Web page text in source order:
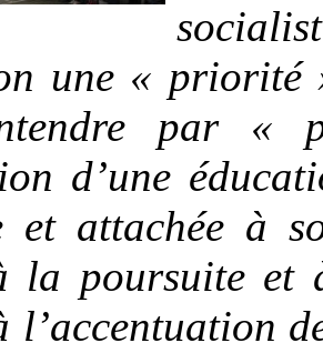
une « priorité
par «
d’une
et attachée à
poursuite et
l’accentuation